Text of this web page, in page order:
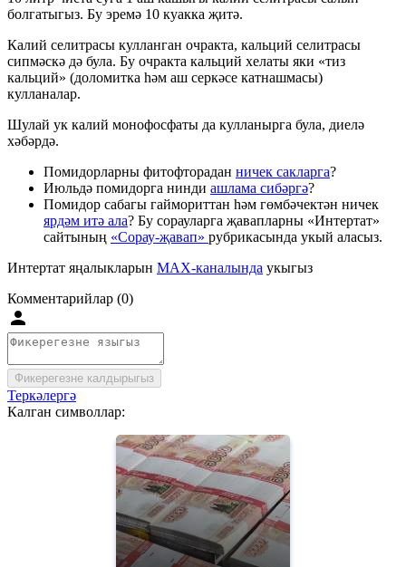
болгатыгыз. Бу эремә 10 куакка җитә.
Калий селитрасы кулланган очракта, кальций селитрасы
сипмәскә дә була. Бу очракта кальций хелаты яки «тиз
кальций» (доломитка һәм аш серкәсе катнашмасы)
кулланалар.
Шулай ук калий монофосфаты да кулланырга була, диелә
хәбәрдә.
Помидорларны фитофторадан ничек сакларга?
Июльдә помидорга нинди ашлама сибәргә?
Помидор сабагы гаймориттан һәм гөмбәчектән ничек
ярдәм итә ала? Бу сорауларга җавапларны «Интертат»
сайтының «Сорау-җавап» рубрикасында укый аласыз.
Интертат яңалыкларын MAX-каналында укыгыз
Комментарийлар (0)
Фикерегезне калдырыгыз
Теркәлергә
Калган символлар: